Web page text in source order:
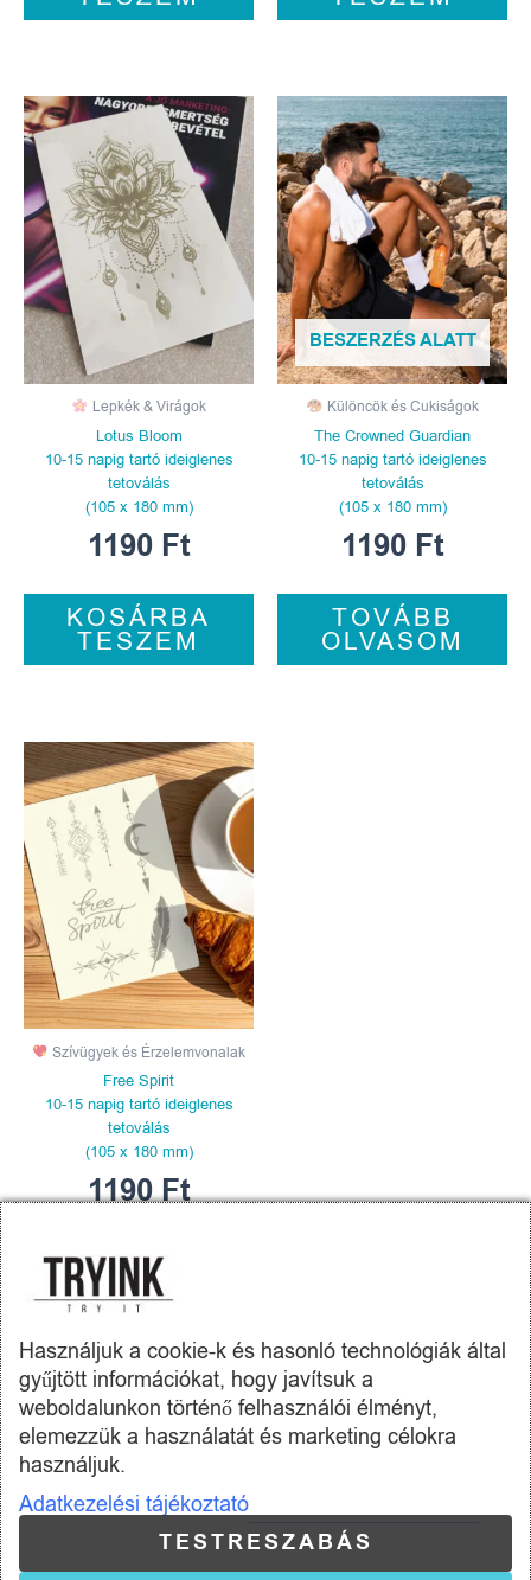
Lepkék & Virágok
Lotus Bloom
10-15 napig tartó ideiglenes
tetoválás
(105 x 180 mm)
1190 Ft
KOSÁRBA
TESZEM
BESZERZÉS ALATT
Különcök és Cukiságok
The Crowned Guardian
10-15 napig tartó ideiglenes
tetoválás
(105 x 180 mm)
1190 Ft
TOVÁBB
OLVASOM
Szívügyek és Érzelemvonalak
Free Spirit
10-15 napig tartó ideiglenes
tetoválás
(105 x 180 mm)
1190Ft
KOSÁRBA
TESZEM
Tryink.hu -Skill Company Kft.
Az oldalon található termékképek illusztrációk.
A képeket igyekeztünk úgy elkészíteni, hogy azok a lehető
legnagyobb mértékben tükrözzék a valóságot és a termékek
Használjuk a cookie-k és hasonló technológiák által
gyűjtött információkat, hogy javítsuk a
weboldalunkon történő felhasználói élményt,
elemezzük a használatát és marketing célokra
használjuk.
Adatkezelési tájékoztató
TESTRESZABÁS